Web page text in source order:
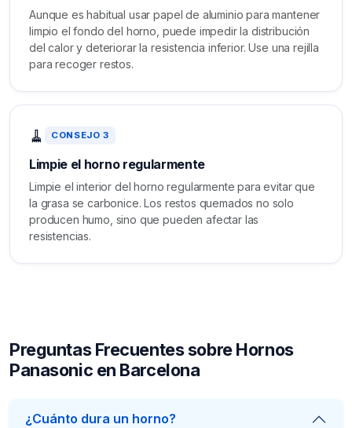
Aunque es habitual usar papel de aluminio para mantener
limpio el fondo del horno, puede impedir la distribución
del calor y deteriorar la resistencia inferior. Use una rejilla
para recoger restos.
🧹 CONSEJO 3
Limpie el horno regularmente
Limpie el interior del horno regularmente para evitar que
la grasa se carbonice. Los restos quemados no solo
producen humo, sino que pueden afectar las
resistencias.
Preguntas Frecuentes sobre Hornos
Panasonic en Barcelona
¿Cuánto dura un horno?